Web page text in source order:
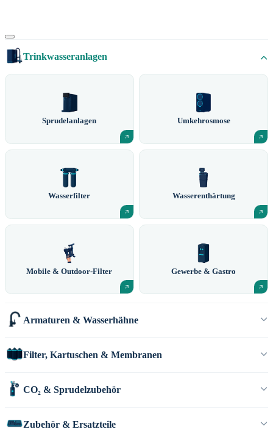
Trinkwasseranlagen
Sprudelanlagen Umkehrosmose
Wasserfilter Wasserenthärtung
Mobile & Outdoor-Filter Gewerbe & Gastro
Armaturen & Wasserhähne
Filter, Kartuschen & Membranen
CO₂ & Sprudelzubehör
Zubehör & Ersatzteile